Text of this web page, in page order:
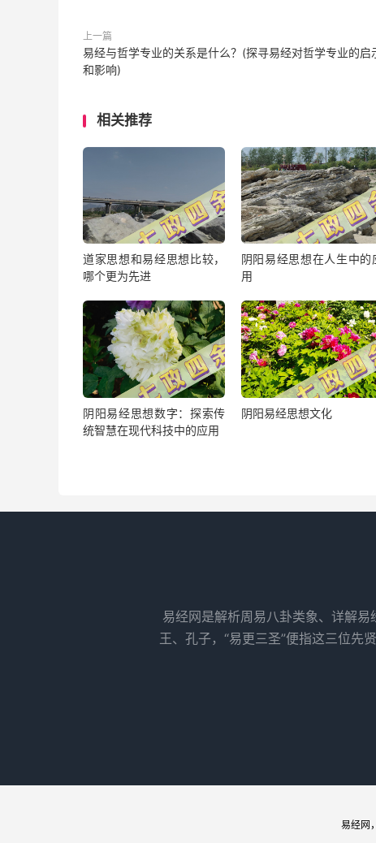
上一篇
易经与哲学专业的关系是什么？(探寻易经对哲学专业的启
和影响)
相关推荐
道家思想和易经思想比较，
哪个更为先进
阴阳易经思想在人生中的
用
阴阳易经思想数字：探索传
统智慧在现代科技中的应用
阴阳易经思想文化
易经网是解析周易八卦类象、详解
王、孔子，“易更三圣”便指这三位先
易经网